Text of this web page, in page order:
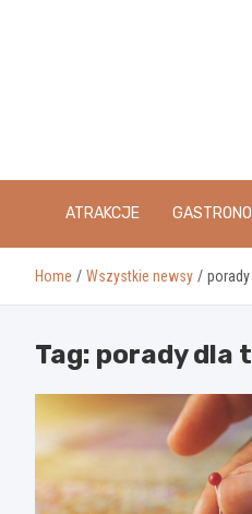
ATRAKCJE
Home Wszystkie newsy
Tag: porady dla